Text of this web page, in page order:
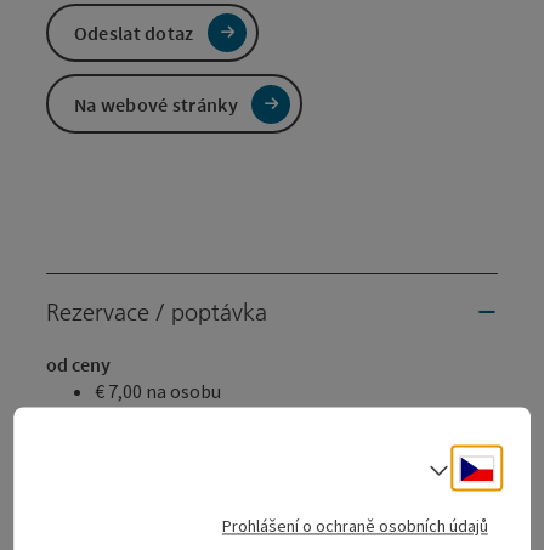
Rezervace / poptávka
od ceny
€ 7,00 na osobu
Odeslat dotaz
Na webové stránky
Cesky
Volba
Prohlášení o ochraně osobních údajů